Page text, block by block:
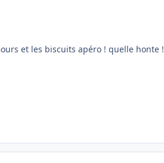
et les biscuits apéro ! quelle honte !